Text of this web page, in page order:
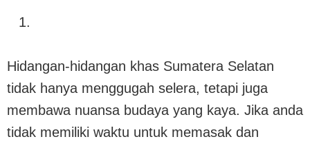
Hidangan-hidangan khas Sumatera Selatan
tidak hanya menggugah selera, tetapi juga
membawa nuansa budaya yang kaya. Jika anda
tidak memiliki waktu untuk memasak dan